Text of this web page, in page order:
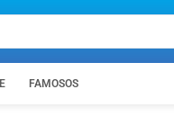
FAMOSOS